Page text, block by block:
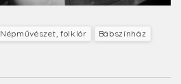
Népművészet, folklór
Bábszínház